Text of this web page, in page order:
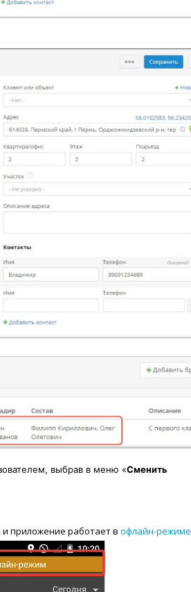
выбрав в меню «Сменить
приложение работает в офлайн-режиме